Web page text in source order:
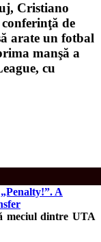
Cristiano
de
arate un fotbal
manşă a
cu
A
meciul dintre UTA